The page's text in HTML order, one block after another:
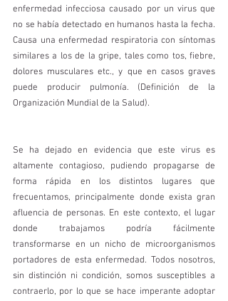
enfermedad infecciosa causado por un virus que
no se había detectado en humanos hasta la fecha.
Causa una enfermedad respiratoria con síntomas
similares a los de la gripe, tales como tos, fiebre,
dolores musculares etc., y que en casos graves
puede producir pulmonía. (Definición de la
Organización Mundial de la Salud).
Se ha dejado en evidencia que este virus es
altamente contagioso, pudiendo propagarse de
forma rápida en los distintos lugares que
frecuentamos, principalmente donde exista gran
afluencia de personas. En este contexto, el lugar
donde trabajamos podría fácilmente
transformarse en un nicho de microorganismos
portadores de esta enfermedad. Todos nosotros,
sin distinción ni condición, somos susceptibles a
contraerlo, por lo que se hace imperante adoptar